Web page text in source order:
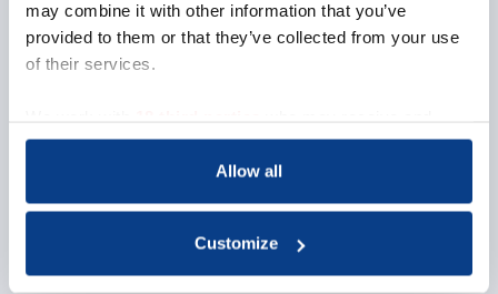
may combine it with other information that you’ve
provided to them or that they’ve collected from your use
of their services.
process your information.
Allow all
Customize
Organisatie
EMCC Global
Beroepscode
Contactgegevens